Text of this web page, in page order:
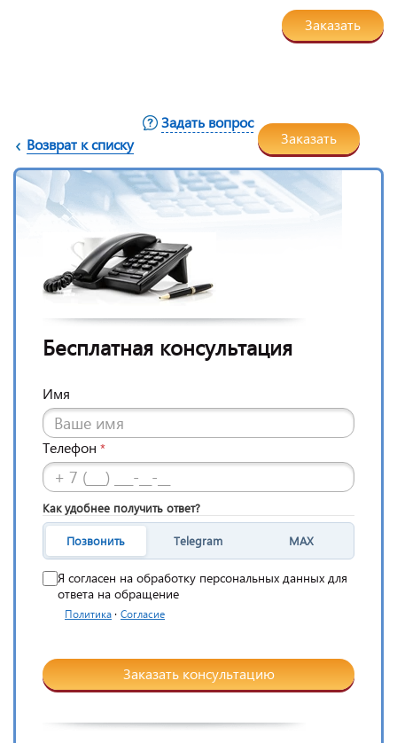
Заказать
Возврат к списку
Задать вопрос
Заказать
Бесплатная консультация
Имя
Телефон *
Как удобнее получить ответ?
Позвонить Telegram MAX
Я согласен на обработку персональных данных для
ответа на обращение
Политика · Согласие
Заказать консультацию